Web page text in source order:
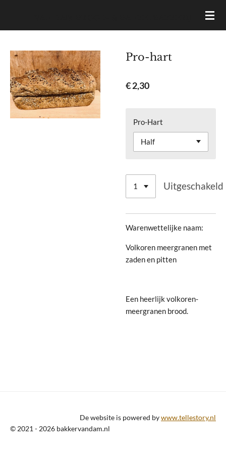
hoofdinhoud
Pro-hart
€ 2,30
Pro-Hart
Uitgeschakeld
Warenwettelijke naam:
Volkoren meergranen met
zaden en pitten
Een heerlijk volkoren-
meergranen brood.
De website is powered bywww.tellestory.nl
© 2021 - 2026 bakkervandam.nl